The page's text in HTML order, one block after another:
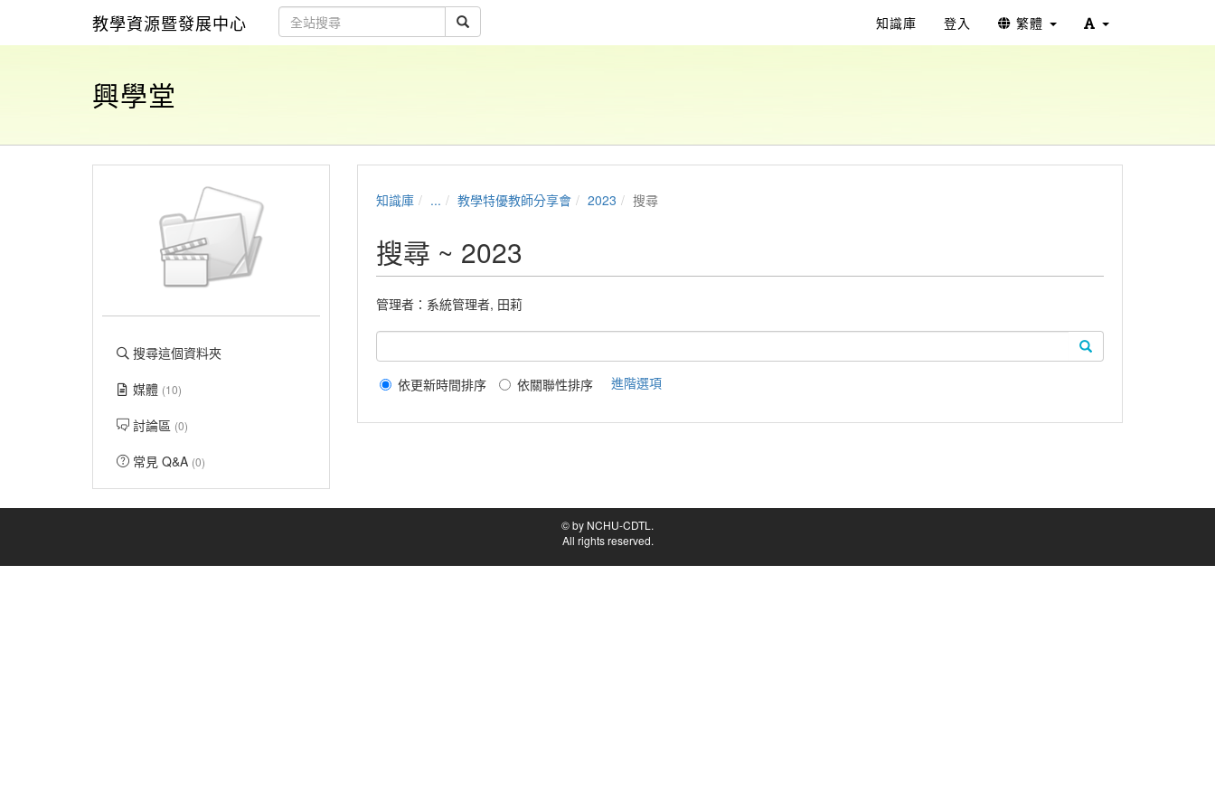
教學資源暨發展中心 知識庫 登入 繁體
興學堂
搜尋這個資料夾
媒體 (10)
討論區 (0)
常見 Q&A (0)
知識庫 ... 教學特優教師分享會 2023 搜尋
搜尋 ~ 2023
管理者： 系統管理者, 田莉
依更新時間排序 依關聯性排序 進階選項
© by NCHU-CDTL.
All rights reserved.